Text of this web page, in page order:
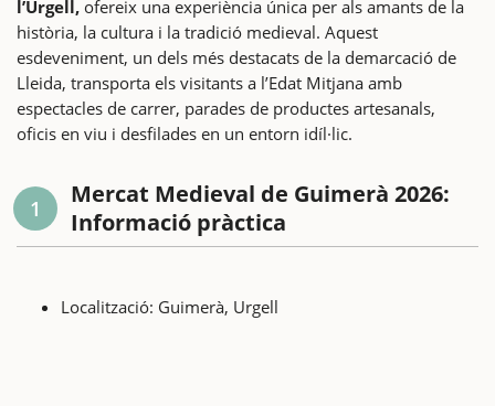
l’Urgell, ofereix una experiència única per als amants de la
història, la cultura i la tradició medieval. Aquest
esdeveniment, un dels més destacats de la demarcació de
Lleida, transporta els visitants a l’Edat Mitjana amb
espectacles de carrer, parades de productes artesanals,
oficis en viu i desfilades en un entorn idíl·lic.
1
Mercat Medieval de Guimerà 2026:
Informació pràctica
Localització: Guimerà, Urgell